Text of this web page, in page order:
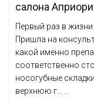
салона
Первый раз в
Пришла на
какой именно
соответственно
носогубные
верхнюю г... ...